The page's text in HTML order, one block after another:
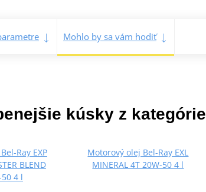
Mohlo by sa vám hodiť
kúsky z kategórie
Ray EXP
BLEND
4 l
Motorový olej Bel-Ray EXL
MINERAL 4T 20W-50 4 l